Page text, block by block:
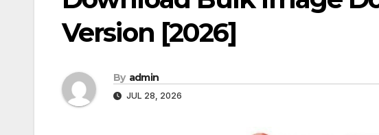
Version [2026]
By admin
JUL 28, 2026